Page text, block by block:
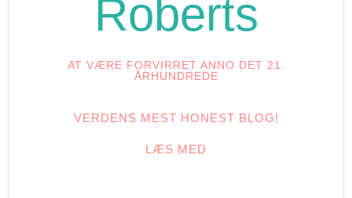
Roberts
AT VÆRE FORVIRRET ANNO DET 21.
ÅRHUNDREDE
VERDENS MEST HONEST BLOG!
LÆS MED